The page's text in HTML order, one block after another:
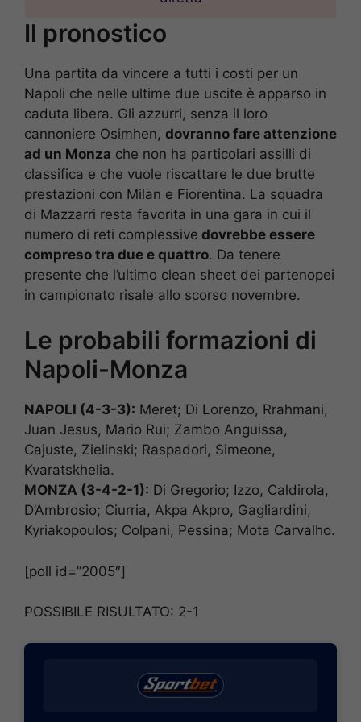
Il pronostico
Una partita da vincere a tutti i costi per un
Napoli che nelle ultime due uscite è apparso in
caduta libera. Gli azzurri, senza il loro
cannoniere Osimhen, dovranno fare attenzione
ad un Monza che non ha particolari assilli di
classifica e che vuole riscattare le due brutte
prestazioni con Milan e Fiorentina. La squadra
di Mazzarri resta favorita in una gara in cui il
numero di reti complessive dovrebbe essere
compreso tra due e quattro. Da tenere
presente che l’ultimo clean sheet dei partenopei
in campionato risale allo scorso novembre.
Le probabili formazioni di
Napoli-Monza
NAPOLI (4-3-3): Meret; Di Lorenzo, Rrahmani,
Juan Jesus, Mario Rui; Zambo Anguissa,
Cajuste, Zielinski; Raspadori, Simeone,
Kvaratskhelia.
MONZA (3-4-2-1): Di Gregorio; Izzo, Caldirola,
D’Ambrosio; Ciurria, Akpa Akpro, Gagliardini,
Kyriakopoulos; Colpani, Pessina; Mota Carvalho.
[poll id=”2005″]
POSSIBILE RISULTATO: 2-1